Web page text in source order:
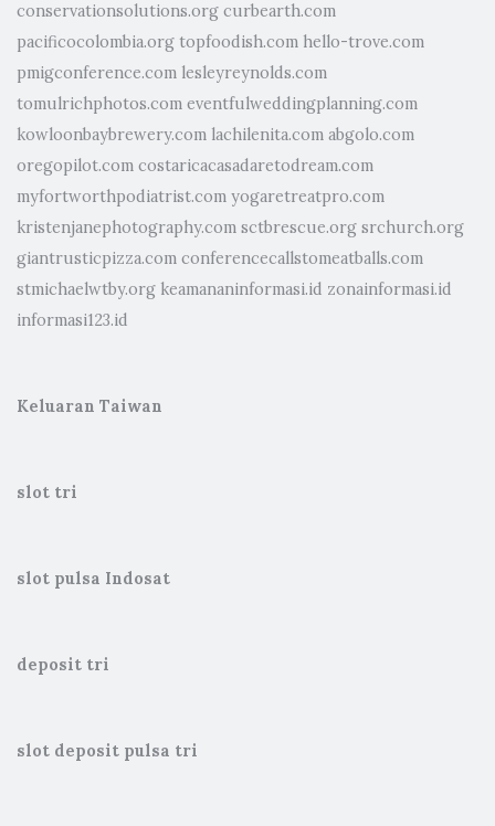
conservationsolutions.org curbearth.com
pacificocolombia.org topfoodish.com hello-trove.com
pmigconference.com lesleyreynolds.com
tomulrichphotos.com eventfulweddingplanning.com
kowloonbaybrewery.com lachilenita.com abgolo.com
oregopilot.com costaricacasadaretodream.com
myfortworthpodiatrist.com yogaretreatpro.com
kristenjanephotography.com sctbrescue.org srchurch.org
giantrusticpizza.com conferencecallstomeatballs.com
stmichaelwtby.org keamananinformasi.id zonainformasi.id
informasi123.id
Keluaran Taiwan
slot tri
slot pulsa Indosat
deposit tri
slot deposit pulsa tri